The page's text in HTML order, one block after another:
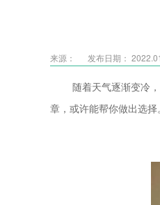
来源： 发布日期：
随着天气逐渐变冷
章，或许能帮你做出选择